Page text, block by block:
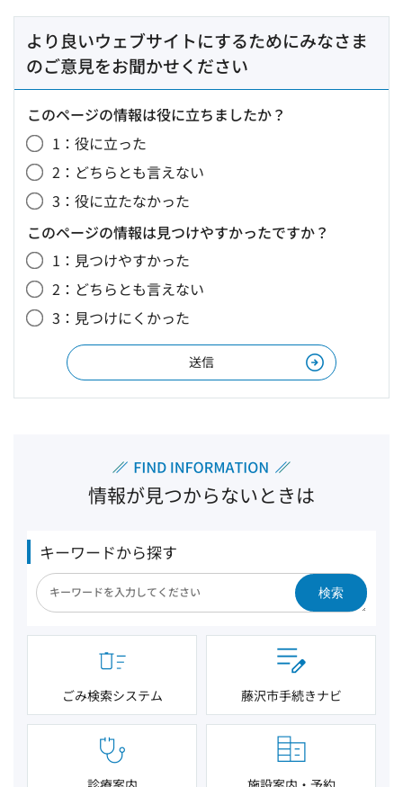
より良いウェブサイトにするためにみなさま
のご意見をお聞かせください
このページの情報は役に立ちましたか？
1：役に立った
2：どちらとも言えない
3：役に立たなかった
このページの情報は見つけやすかったですか？
1：見つけやすかった
2：どちらとも言えない
3：見つけにくかった
情報が見つからないときは
キーワードから探す
検索
ごみ検索システム 藤沢市手続きナビ